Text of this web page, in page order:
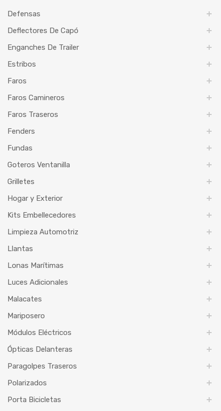
Defensas
Deflectores De Capó
Enganches De Trailer
Estribos
Faros
Faros Camineros
Faros Traseros
Fenders
Fundas
Goteros Ventanilla
Grilletes
Hogar y Exterior
Kits Embellecedores
Limpieza Automotriz
Llantas
Lonas Marítimas
Luces Adicionales
Malacates
Mariposero
Módulos Eléctricos
Ópticas Delanteras
Paragolpes Traseros
Polarizados
Porta Bicicletas